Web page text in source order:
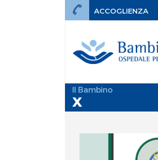
ACCOGLIENZA
Il Bambino
X